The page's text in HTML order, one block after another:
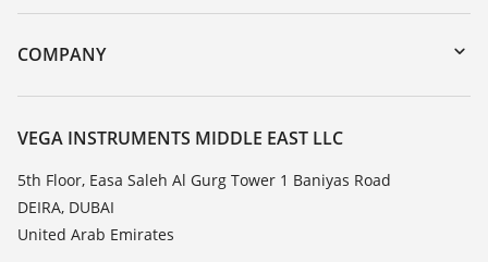
DTM Collection/PACTware
Instrument return
Training
TeamViewer
COMPANY
About VEGA
Contact
News
Press
Blog
VEGA INSTRUMENTS MIDDLE EAST LLC
5th Floor, Easa Saleh Al Gurg Tower 1 Baniyas Road
DEIRA, DUBAI
United Arab Emirates